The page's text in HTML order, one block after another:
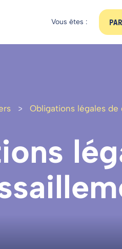
Vous êtes :
Obligations légales